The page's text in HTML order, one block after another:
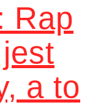
Rap
a to